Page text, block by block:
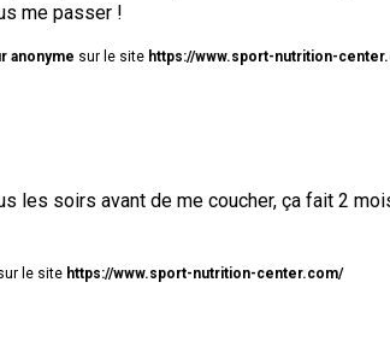
me passer !
anonyme sur le site https://www.sport-nutrition-
les soirs avant de me coucher, ça fait 2
le site https://www.sport-nutrition-center.com/